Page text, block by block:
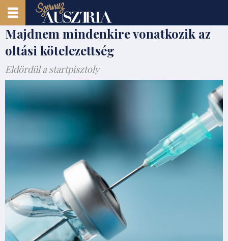
Majdnem mindenkire vonatkozik az
oltási kötelezettség
Eldördül a startpisztoly